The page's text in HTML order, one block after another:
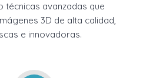
técnicas avanzadas que
3D de alta calidad,
e innovadoras.